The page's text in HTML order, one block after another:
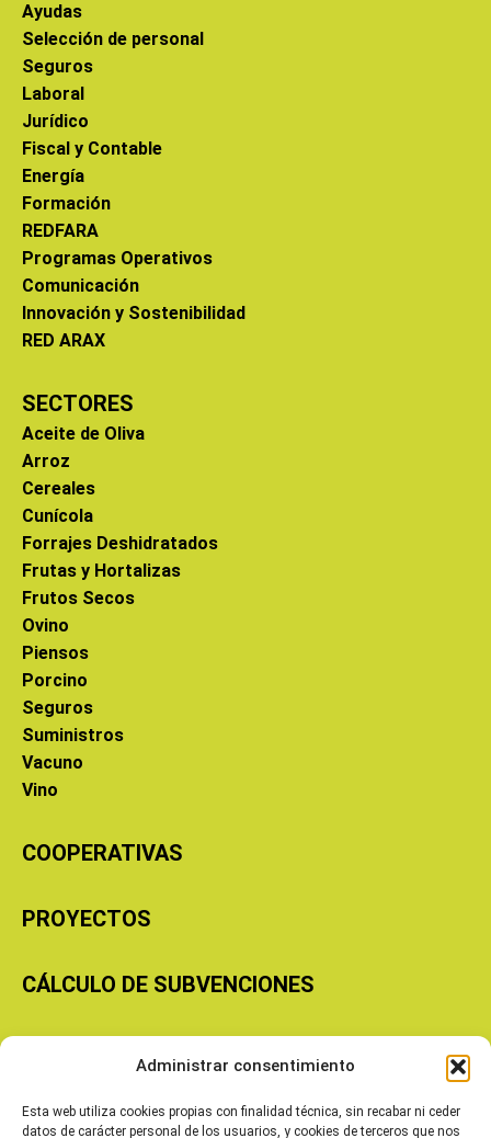
Administrar consentimiento
Esta web utiliza cookies propias con finalidad técnica, sin recabar ni ceder
datos de carácter personal de los usuarios, y cookies de terceros que nos
Ayudas
Selección de personal
Seguros
Laboral
Jurídico
Fiscal y Contable
Energía
Formación
REDFARA
Programas Operativos
Comunicación
Innovación y Sostenibilidad
RED ARAX
SECTORES
Aceite de Oliva
Arroz
Cereales
Cunícola
Forrajes Deshidratados
Frutas y Hortalizas
Frutos Secos
Ovino
Piensos
Porcino
Seguros
Suministros
Vacuno
Vino
COOPERATIVAS
PROYECTOS
CÁLCULO DE SUBVENCIONES